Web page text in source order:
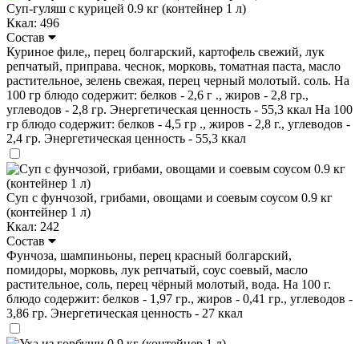
Суп-гуляш с курицей 0.9 кг (контейнер 1 л)
Ккал: 496
Состав
Куриное филе,, перец болгарский, картофель свежий, лук
репчатый, приправа. чеснок, морковь, томатная паста, масло
растительное, зелень свежая, перец черный молотый. соль. На
100 гр блюдо содержит: белков - 2,6 г ., жиров - 2,8 гр.,
углеводов - 2,8 гр. Энергетическая ценность - 55,3 ккал На 100
гр блюдо содержит: белков - 4,5 гр ., жиров - 2,8 г., углеводов -
2,4 гр. Энергетическая ценность - 55,3 ккал
Суп с фунчозой, грибами, овощами и соевым соусом 0.9 кг
(контейнер 1 л)
Ккал: 242
Состав
Фунчоза, шампиньоны, перец красный болгарский,
помидоры, морковь, лук репчатый, соус соевый, масло
растительное, соль, перец чёрный молотый, вода. На 100 г.
блюдо содержит: белков - 1,97 гр., жиров - 0,41 гр., углеводов -
3,86 гр. Энергетическая ценность - 27 ккал